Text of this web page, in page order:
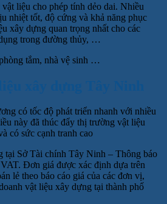
liệu cho phép tính dẻo dai. Nhiều
nhiệt tốt, độ cứng và khả năng phục
xây dựng quan trọng nhất cho các
trong đường thủy, …
tắm, nhà vệ sinh …
có tốc độ phát triển nhanh với nhiều
này đã thúc đẩy thị trường vật liệu
có sức cạnh tranh cao
tại Sở Tài chính Tây Ninh – Thông báo
Đơn giá được xác định dựa trên
lẻ theo báo cáo giá của các đơn vị,
vật liệu xây dựng tại thành phố